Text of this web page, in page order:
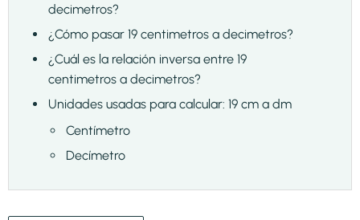
decimetros?
¿Cómo pasar 19 centimetros a decimetros?
¿Cuál es la relación inversa entre 19
centimetros a decimetros?
Unidades usadas para calcular: 19 cm a dm
Centímetro
Decímetro